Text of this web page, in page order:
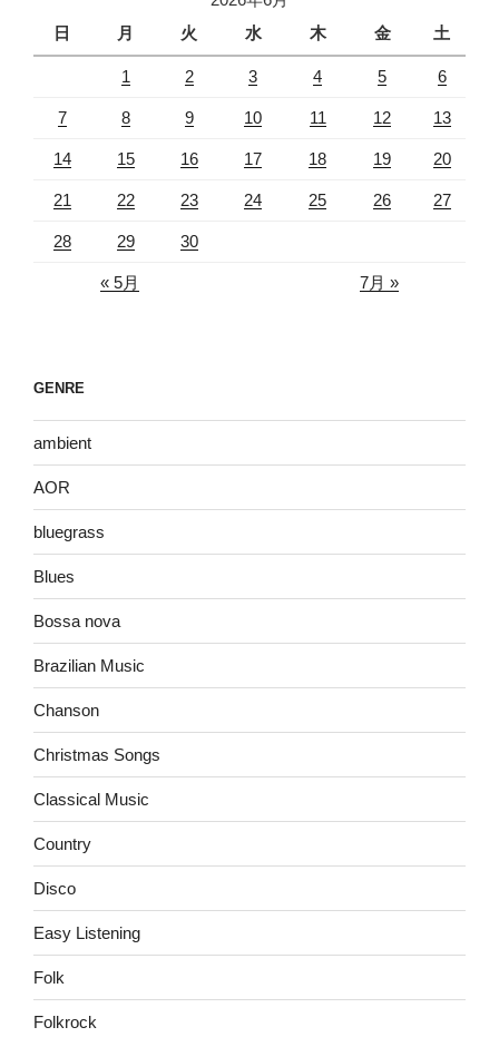
日
月 火 水 木 金 土
1 2 3 4 5 6
7 8 9 10 11 12 13
14 15 16 17 18 19 20
21 22 23 24 25 26 27
28 29 30
« 5月 7月 »
GENRE
ambient
AOR
bluegrass
Blues
Bossa nova
Brazilian Music
Chanson
Christmas Songs
Classical Music
Country
Disco
Easy Listening
Folk
Folkrock